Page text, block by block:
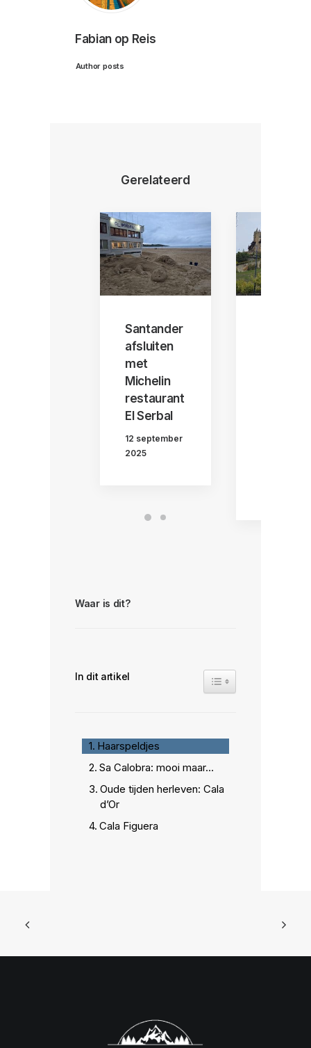
Fabian op Reis
Author posts
Gerelateerd
Santander
afsluiten
met
Michelin
restaurant
El Serbal
12 september
2025
Waar is dit?
In dit artikel Toggle Table of
Haarspeldjes
Sa Calobra: mooi maar…
Oude tijden herleven: Cala
d’Or
Cala Figuera